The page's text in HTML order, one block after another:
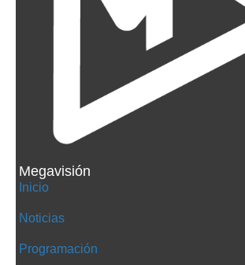
Megavisión
Inicio
Noticias
Programación